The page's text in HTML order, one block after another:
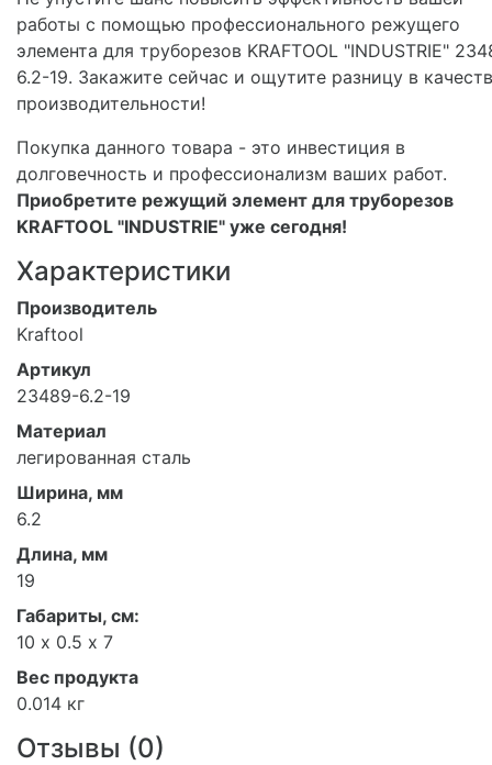
работы с помощью профессионального режущего
элемента для труборезов KRAFTOOL "INDUSTRIE"
6.2-19. Закажите сейчас и ощутите разницу в
производительности!
Покупка данного товара - это инвестиция в
долговечность и профессионализм ваших работ.
Приобретите режущий элемент для труборезов
KRAFTOOL "INDUSTRIE" уже сегодня!
Характеристики
Производитель
Kraftool
Артикул
23489-6.2-19
Материал
легированная сталь
Ширина, мм
6.2
Длина, мм
19
Габариты, см:
10 х 0.5 х 7
Вес продукта
0.014 кг
Отзывы (0)